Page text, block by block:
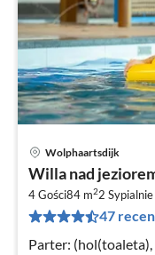
Wolphaartsdijk
Willa nad
4 Gości84 m22 Sypialnie
47
Parter: